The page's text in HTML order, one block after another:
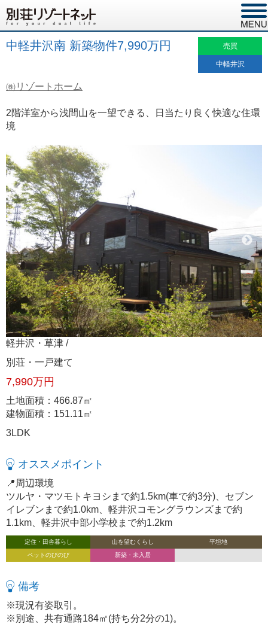
中軽井沢南 新築物件7,990万円 売買
中軽井沢
㈱リゾートホーム
2階洋室から浅間山を一望できる、日当たり良く快適な住環
境
軽井沢・草津 /
別荘・一戸建て
7,990万円
土地面積：466.87㎡
建物面積：151.11㎡
3LDK
オススメポイント
📍周辺環境
ツルヤ・マツモトキヨシまで約1.5km(車で約3分)、セブン
イレブンまで約1.0km、軽井沢コモングラウンズまで約
1.1km、軽井沢中部小学校まで約1.2km
定住・田舎暮らし 山を望むくらし
平坦地
ペットのびのび
新築・未入居
備考
※現況有姿取引。
※別途、共有通路184㎡(持ち分2分の1)。